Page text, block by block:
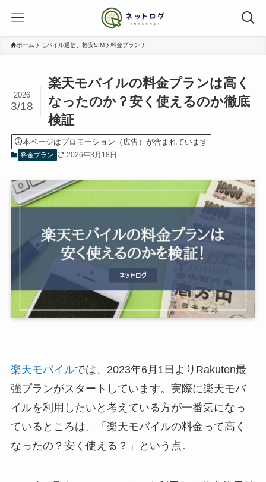
ホーム モバイル通信、格安SIM 料金プラン
楽天モバイルの料金プランは高く
なったのか？安く使えるのか徹底
検証
2026
3/18
本ページはプロモーション（広告）が含まれています
料金プラン 2026年3月18日
楽天モバイルでは、2023年6月1日よりRakuten最
強プランがスタートしています。実際に楽天モバ
イルを利用したいと考えている方が一番気になっ
ているところは、「楽天モバイルの料金って高く
なったの？安く使える？」という点。